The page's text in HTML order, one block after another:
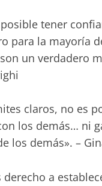
tener
para la mayoría
un verdadero
claros, no es
los demás… ni
los demás». –
derecho a